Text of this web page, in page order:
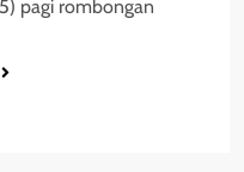
pagi rombongan